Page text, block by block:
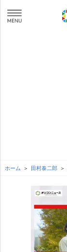
ホーム 田村泰二郎